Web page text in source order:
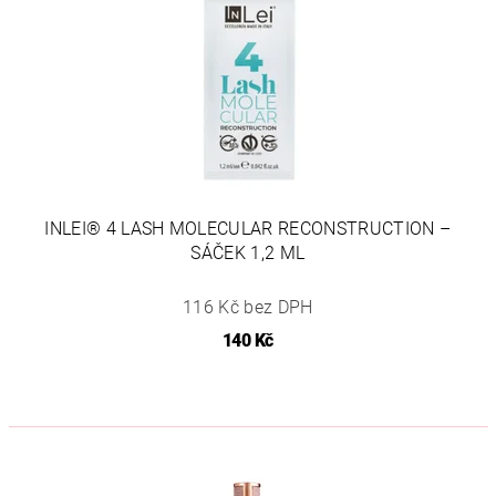
INLEI® 4 LASH MOLECULAR RECONSTRUCTION –
SÁČEK 1,2 ML
116 Kč bez DPH
140 Kč